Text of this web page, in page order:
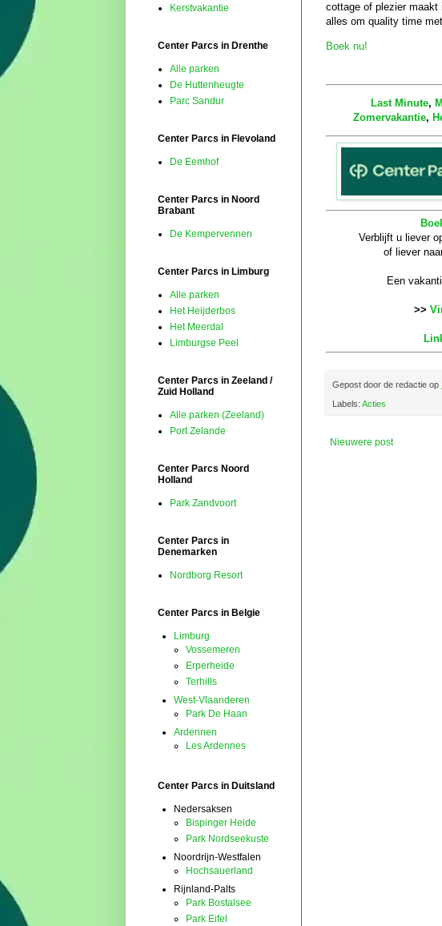
cottage of plezier maakt
alles om quality time
Boek nu!
Last Minute,
Zomervakantie,
Verblijft u liever
of liever
Een
>>
Gepost door de redactie op
Labels: Acties
Nieuwere post
Kerstvakantie
Center Parcs in Drenthe
Alle parken
De Huttenheugte
Parc Sandur
Center Parcs in Flevoland
De Eemhof
Center Parcs in Noord
Brabant
De Kempervennen
Center Parcs in Limburg
Alle parken
Het Heijderbos
Het Meerdal
Limburgse Peel
Center Parcs in Zeeland /
Zuid Holland
Alle parken (Zeeland)
Port Zelande
Center Parcs Noord
Holland
Park Zandvoort
Center Parcs in
Denemarken
Nordborg Resort
Center Parcs in Belgie
Limburg
Vossemeren
Erperheide
Terhills
West-Vlaanderen
Park De Haan
Ardennen
Les Ardennes
Center Parcs in Duitsland
Nedersaksen
Bispinger Heide
Park Nordseekuste
Noordrijn-Westfalen
Hochsauerland
Rijnland-Palts
Park Bostalsee
Park Eifel